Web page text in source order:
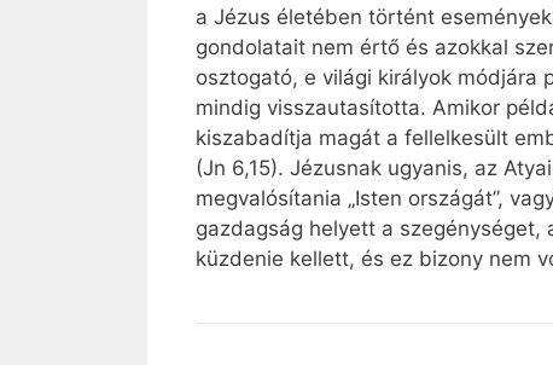
a Jézus életében történt
gondolatait nem értő és azokkal
osztogató, e világi királyok módjára
mindig visszautasította. Amikor
kiszabadítja magát a fellelkesült
(Jn 6,15). Jézusnak ugyanis, az
megvalósítania „Isten országát”,
gazdagság helyett a
küzdenie kellett, és ez bizony nem